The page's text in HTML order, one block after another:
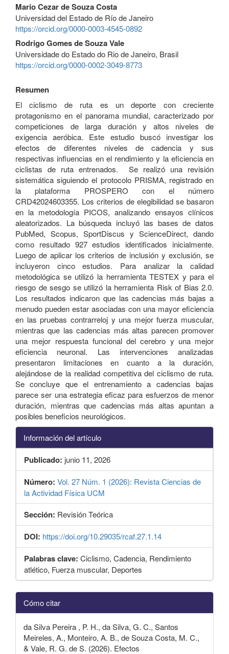
Mario Cezar de Souza Costa
Universidad del Estado de Río de Janeiro
https://orcid.org/0000-0003-4545-0892
Rodrigo Gomes de Souza Vale
Universidade do Estado do Rio de Janeiro, Brasil
https://orcid.org/0000-0002-3049-8773
Resumen
El ciclismo de ruta es un deporte con creciente
protagonismo en el panorama mundial, caracterizado por
competiciones de larga duración y altos niveles de
exigencia aeróbica. Este estudio buscó investigar los
efectos de diferentes niveles de cadencia y sus
respectivas influencias en el rendimiento y la eficiencia en
ciclistas de ruta entrenados. Se realizó una revisión
sistemática siguiendo el protocolo PRISMA, registrado en
la plataforma PROSPERO con el número
CRD42024603355. Los criterios de elegibilidad se basaron
en la metodología PICOS, analizando ensayos clínicos
aleatorizados. La búsqueda incluyó las bases de datos
PubMed, Scopus, SportDiscus y ScienceDirect, dando
como resultado 927 estudios identificados inicialmente.
Luego de aplicar los criterios de inclusión y exclusión, se
incluyeron cinco estudios. Para analizar la calidad
metodológica se utilizó la herramienta TESTEX y para el
riesgo de sesgo se utilizó la herramienta Risk of Bias 2.0.
Los resultados indicaron que las cadencias más bajas a
menudo pueden estar asociadas con una mayor eficiencia
en las pruebas contrarreloj y una mejor fuerza muscular,
mientras que las cadencias más altas parecen promover
una mejor respuesta funcional del cerebro y una mejor
eficiencia neuronal. Las intervenciones analizadas
presentaron limitaciones en cuanto a la duración,
alejándose de la realidad competitiva del ciclismo de ruta.
Se concluye que el entrenamiento a cadencias bajas
parece ser una estrategia eficaz para esfuerzos de menor
duración, mientras que cadencias más altas apuntan a
posibles beneficios neurológicos.
Información del artículo
Publicado: junio 11, 2026
Número: Vol. 27 Núm. 1 (2026): Revista Ciencias de
la Actividad Física UCM
Sección: Revisión Teórica
DOI: https://doi.org/10.29035/rcaf.27.1.14
Palabras clave: Ciclismo, Cadencia, Rendimiento
atlético, Fuerza muscular, Deportes
Detalles
del
artículo
Cómo citar
da Silva Pereira , P. H., da Silva, G. C., Santos
Meireles, A., Monteiro, A. B., de Souza Costa, M. C.,
& Vale, R. G. de S. (2026). Efectos